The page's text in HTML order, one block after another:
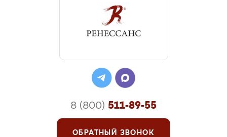
8 (800) 511-89-55
ОБРАТНЫЙ ЗВОНОК